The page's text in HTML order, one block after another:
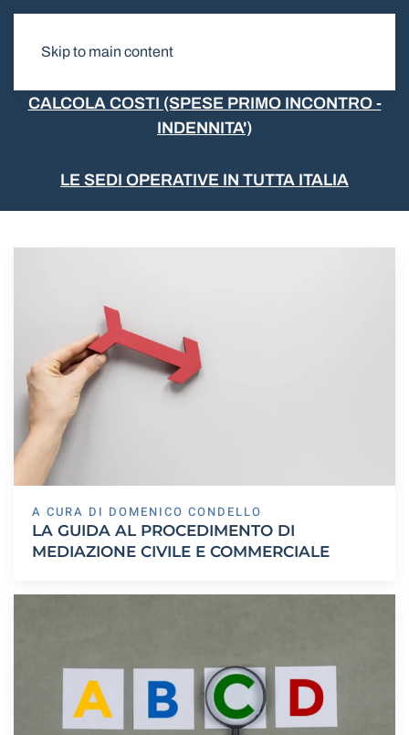
Skip to main content
CALCOLA COSTI (SPESE PRIMO INCONTRO -
INDENNITA')
LE SEDI OPERATIVE IN TUTTA ITALIA
A CURA DI DOMENICO CONDELLO
LA GUIDA AL PROCEDIMENTO DI
MEDIAZIONE CIVILE E COMMERCIALE